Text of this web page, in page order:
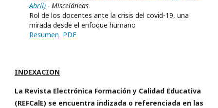
Abril) - Misceláneas
Rol de los docentes ante la crisis del covid-19, una
mirada desde el enfoque humano
Resumen PDF
INDEXACION
La Revista Electrónica Formación y Calidad Educativa
(REFCalE) se encuentra indizada o referenciada en las